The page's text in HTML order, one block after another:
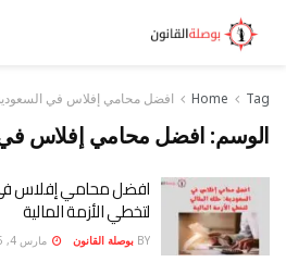
Home Tag افضل محامي إفلاس في
الوسم: افضل محامي إفلاس في
افضل محامي إفلاس
لتخطي الأزمة المالية
BY بوصلة القانون مارس 4, 2025